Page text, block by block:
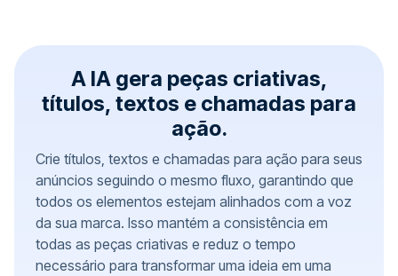
A IA gera peças criativas,
títulos, textos e chamadas para
ação.
Crie títulos, textos e chamadas para ação para seus
anúncios seguindo o mesmo fluxo, garantindo que
todos os elementos estejam alinhados com a voz
da sua marca. Isso mantém a consistência em
todas as peças criativas e reduz o tempo
necessário para transformar uma ideia em uma